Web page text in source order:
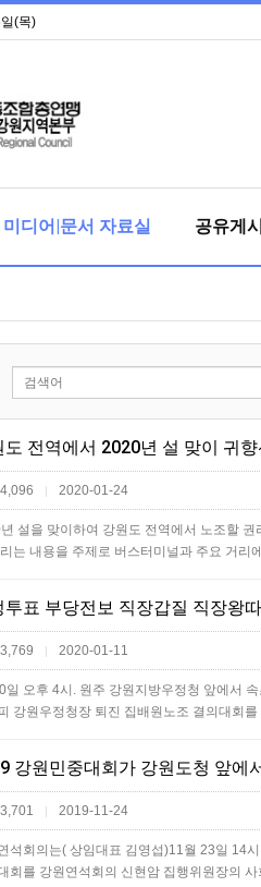
(목)
미디어|문서 자료실 공유게
| 2020-01-24
설을 맞이하여 강원도 전역에서 노조할
는 내용을 주제로 버스터미널과 주요 거리
투표 부당전보 직장갑질 직장왕
| 2020-01-11
일 오후 4시. 원주 강원지방우정청 앞에서
강원우정청장 퇴진 집배원노조 결의대회
강원민중대회가 강원도청 앞에
| 2019-11-24
석회의는( 상임대표 김영섭)11월 23일 14
회를 강원연석회의 신현암 집행위원장의